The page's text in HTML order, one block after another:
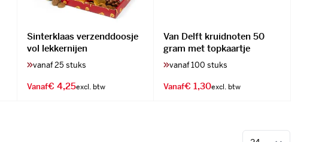
Sinterklaas verzenddoosje
vol lekkernijen
vanaf 25 stuks
Vanaf€ 4,25
Van Delft kruidnoten 50
gram met topkaartje
vanaf 100 stuks
Vanaf€ 1,30
Toon